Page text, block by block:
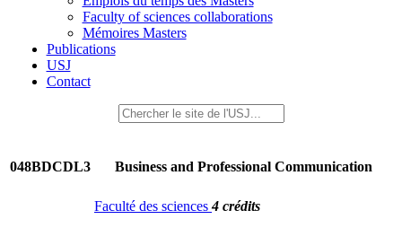
Faculty of sciences collaborations
Mémoires Masters
Publications
USJ
Contact
048BDCDL3 Business and Professional Communication
Faculté des sciences4 crédits